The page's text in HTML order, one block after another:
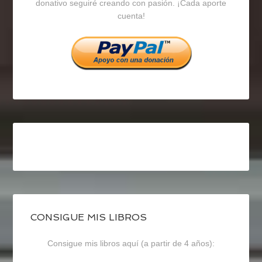
Facebook
Twitter
Instagram
donativo seguiré creando con pasión. ¡Cada aporte
cuenta!
CONSIGUE MIS LIBROS
Consigue mis libros aquí (a partir de 4 años):